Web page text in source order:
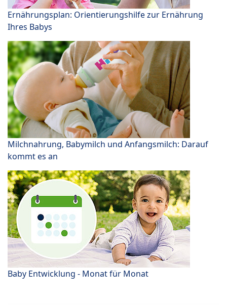
Ernährungsplan: Orientierungshilfe zur Ernährung
Ihres Babys
Milchnahrung, Babymilch und Anfangsmilch: Darauf
kommt es an
Baby Entwicklung - Monat für Monat